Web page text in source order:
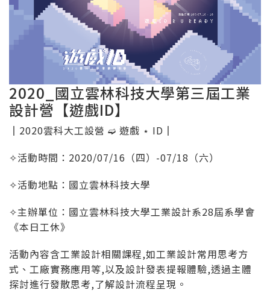
2020_國立雲林科技大學第三屆工業
設計營【遊戲ID】
║2020雲科大工設營 ➫ 遊戲 ⋆ ID║
✧活動時間：2020/07/16（四）-07/18（六）
✧活動地點：國立雲林科技大學
✧主辦單位：國立雲林科技大學工業設計系28屆系學會
《本日工休》
活動內容含工業設計相關課程,如工業設計常用思考方
式、工廠實務應用等,以及設計發表提報體驗,透過主體
探討進行發散思考,了解設計流程呈現。